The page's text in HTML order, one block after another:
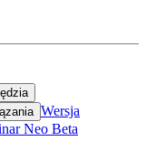
Wersja
Neo Beta